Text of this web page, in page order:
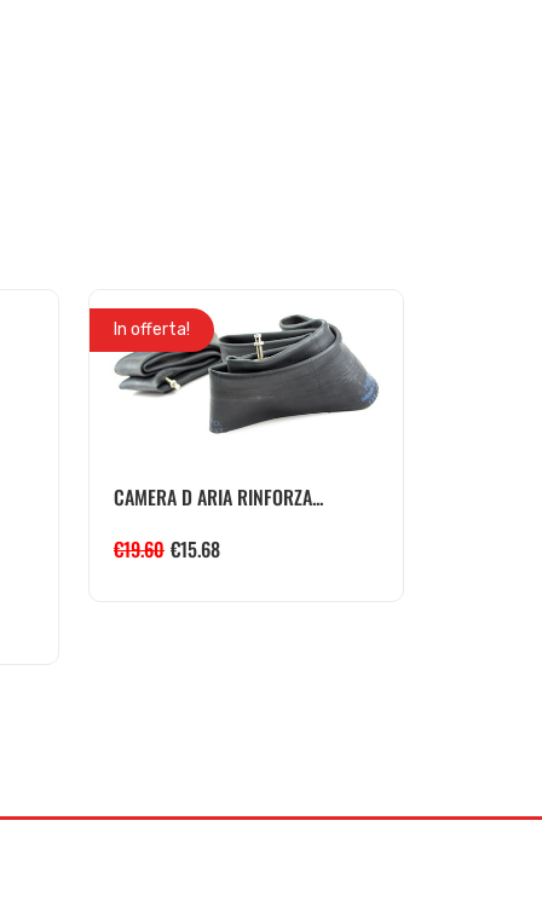
In offerta!
CAMERA D ARIA RINFORZA...
€19.60 €15.68